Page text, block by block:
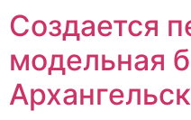
Создается
модельная